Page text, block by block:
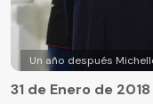
Un año después
31 de Enero de